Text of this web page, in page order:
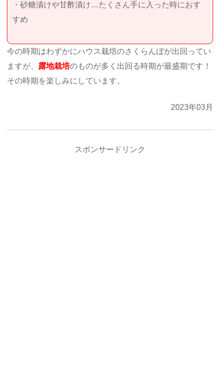
・砂糖漬けや甘酢漬け…たくさん手に入った時におす
すめ
今の時期はわずかにハウス栽培のさくらんぼが出回ってい
ますが、 露地栽培のものが多く出回る時期が最盛期です！
その時期を楽しみにしています。
2023年03月
スポンサードリンク